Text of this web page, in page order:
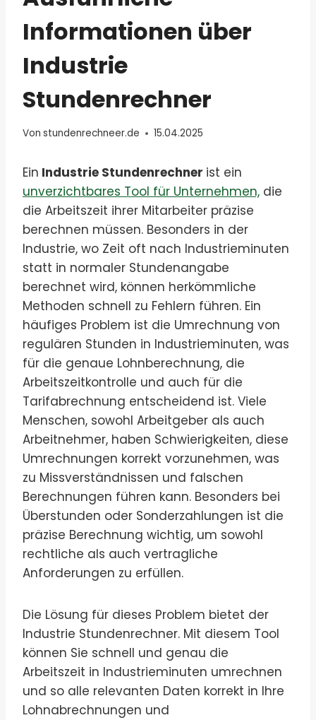
Informationen über
Industrie
Stundenrechner
Von stundenrechneer.de 15.04.2025
Ein Industrie Stundenrechner ist ein
unverzichtbares Tool für Unternehmen, die
die Arbeitszeit ihrer Mitarbeiter präzise
berechnen müssen. Besonders in der
Industrie, wo Zeit oft nach Industrieminuten
statt in normaler Stundenangabe
berechnet wird, können herkömmliche
Methoden schnell zu Fehlern führen. Ein
häufiges Problem ist die Umrechnung von
regulären Stunden in Industrieminuten, was
für die genaue Lohnberechnung, die
Arbeitszeitkontrolle und auch für die
Tarifabrechnung entscheidend ist. Viele
Menschen, sowohl Arbeitgeber als auch
Arbeitnehmer, haben Schwierigkeiten, diese
Umrechnungen korrekt vorzunehmen, was
zu Missverständnissen und falschen
Berechnungen führen kann. Besonders bei
Überstunden oder Sonderzahlungen ist die
präzise Berechnung wichtig, um sowohl
rechtliche als auch vertragliche
Anforderungen zu erfüllen.
Die Lösung für dieses Problem bietet der
Industrie Stundenrechner. Mit diesem Tool
können Sie schnell und genau die
Arbeitszeit in Industrieminuten umrechnen
und so alle relevanten Daten korrekt in Ihre
Lohnabrechnungen und